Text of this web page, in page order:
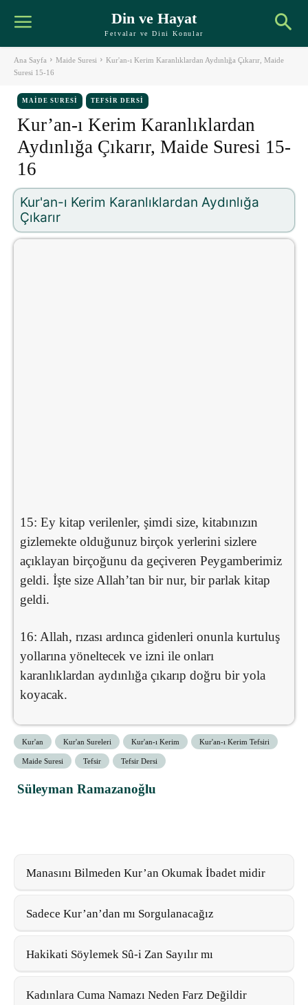
Din ve Hayat
Fetvalar ve Dini Konular
Ana Sayfa Maide Suresi
Kur'an-ı Kerim Karanlıklardan Aydınlığa Çıkarır, Maide
Suresi 15-16
MAIDE SURESI TEFSIR DERSI
Kur’an-ı Kerim Karanlıklardan
Aydınlığa Çıkarır, Maide Suresi 15-
16
Kur'an-ı Kerim Karanlıklardan Aydınlığa
Çıkarır
15: Ey kitap verilenler, şimdi size, kitabınızın
gizlemekte olduğunuz birçok yerlerini sizlere
açıklayan birçoğunu da geçiveren Peygamberimiz
geldi. İşte size Allah’tan bir nur, bir parlak kitap
geldi.
16: Allah, rızası ardınca gidenleri onunla kurtuluş
yollarına yöneltecek ve izni ile onları
karanlıklardan aydınlığa çıkarıp doğru bir yola
koyacak.
Kur'an Kur'an Sureleri Kur'an-ı Kerim Kur'an-ı Kerim Tefsiri
Maide Suresi Tefsir Tefsir Dersi
Süleyman Ramazanoğlu
Manasını Bilmeden Kur’an Okumak İbadet midir
Sadece Kur’an’dan mı Sorgulanacağız
Hakikati Söylemek Sû-i Zan Sayılır mı
Kadınlara Cuma Namazı Neden Farz Değildir